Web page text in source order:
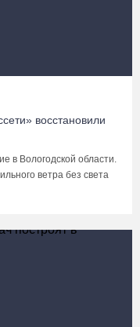
восстановили
в Вологодской области.
ветра без света